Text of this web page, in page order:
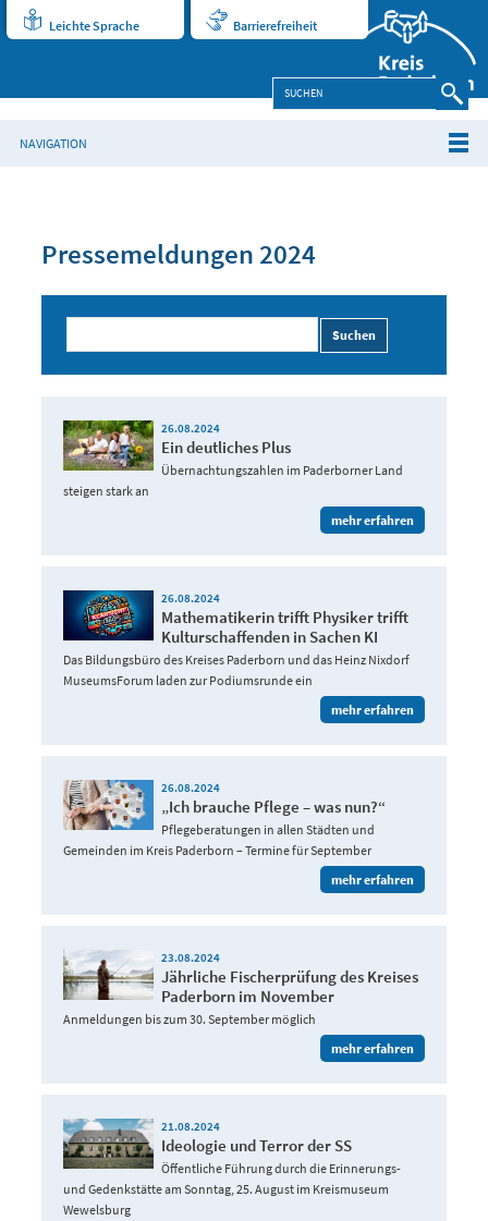
Leichte Sprache Barrierefreiheit
NAVIGATION
Pressemeldungen 2024
Suchen
26.08.2024
Ein deutliches Plus
Übernachtungszahlen im Paderborner Land
steigen stark an
mehr erfahren
26.08.2024
Mathematikerin trifft Physiker trifft
Kulturschaffenden in Sachen KI
Das Bildungsbüro des Kreises Paderborn und das Heinz Nixdorf
MuseumsForum laden zur Podiumsrunde ein
mehr erfahren
26.08.2024
„Ich brauche Pflege – was nun?“
Pflegeberatungen in allen Städten und
Gemeinden im Kreis Paderborn – Termine für September
mehr erfahren
23.08.2024
Jährliche Fischerprüfung des Kreises
Paderborn im November
Anmeldungen bis zum 30. September möglich
mehr erfahren
21.08.2024
Ideologie und Terror der SS
Öffentliche Führung durch die Erinnerungs-
und Gedenkstätte am Sonntag, 25. August im Kreismuseum
Wewelsburg